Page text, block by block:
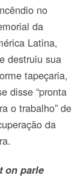
no
da
Latina,
destruiu sua
tapeçaria,
disse “pronta
o trabalho” de
da
on parle